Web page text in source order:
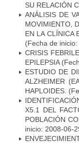
SU RELACIÓN
ANÁLISIS DE
MOVIMIENTO,
EN LA CLÍNICA
(Fecha de
CRISIS
EPILEPSIA
ESTUDIO DE
ALZHEIMER
HAPLOIDES.
X5.1 DEL
POBLACIÓN
inicio: 2008-06-